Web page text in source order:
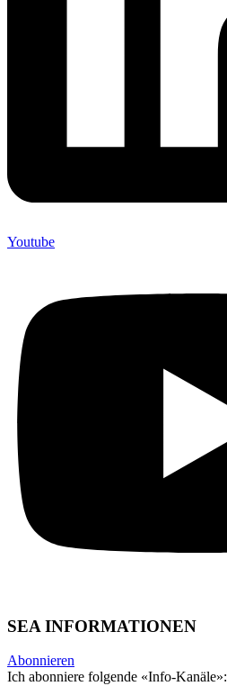
Youtube
SEA INFORMATIONEN
Abonnieren
Ich abonniere folgende «Info-Kanäle»: